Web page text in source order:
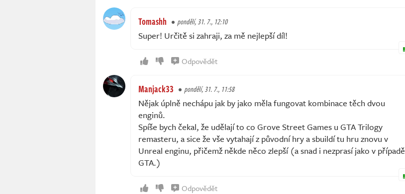
Tomashh pondělí, 31. 7., 12:10
Super! Určitě si zahraji, za mě nejlepší díl!
Odpovědět
Manjack33 pondělí, 31. 7., 11:58
Nějak úplně nechápu jak by jako měla fungovat kombinace těch dvou
enginů.
Spíše bych čekal, že udělají to co Grove Street Games u GTA Trilogy
remasteru, a sice že vše vytahají z původní hry a sbuildí tu hru znovu v
Unreal enginu, přičemž někde něco zlepší (a snad i nezprasí jako v případě
GTA.)
Odpovědět